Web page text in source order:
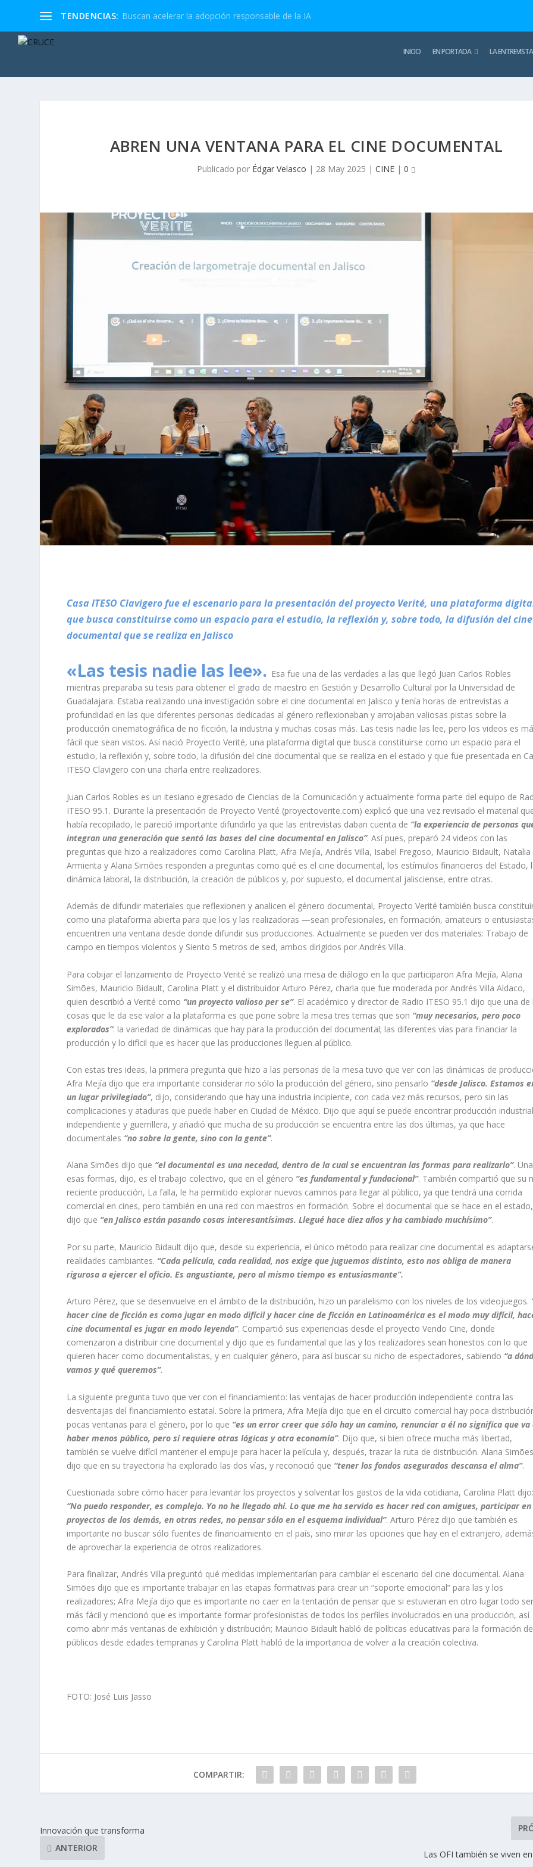
TENDENCIAS: Buscan acelerar la adopción responsable de la IA
INICIO EN PORTADA LA ENTREVISTA
ABREN UNA VENTANA PARA EL CINE DOCUMENTAL
Publicado por Édgar Velasco | 28 May 2025 |CINE |0
Casa ITESO Clavigero fue el escenario para la presentación del proyecto Verité, una plataforma
que busca constituirse como un espacio para el estudio, la reflexión y, sobre todo, la difusión del cine
documental que se realiza en Jalisco
«Las tesis nadie las lee». Esa fue una de las verdades a las que llegó Juan Carlos Robles
mientras preparaba su tesis para obtener el grado de maestro en Gestión y Desarrollo Cultural por la Universidad de
Guadalajara. Estaba realizando una investigación sobre el cine documental en Jalisco y tenía horas de entrevistas a
profundidad en las que diferentes personas dedicadas al género reflexionaban y arrojaban valiosas pistas sobre la
producción cinematográfica de no ficción, la industria y muchas cosas más. Las tesis nadie las lee, pero los videos es
fácil que sean vistos. Así nació Proyecto Verité, una plataforma digital que busca constituirse como un espacio para el
estudio, la reflexión y, sobre todo, la difusión del cine documental que se realiza en el estado y que fue presentada en
ITESO Clavigero con una charla entre realizadores.
Juan Carlos Robles es un itesiano egresado de Ciencias de la Comunicación y actualmente forma parte del equipo de
ITESO 95.1. Durante la presentación de Proyecto Verité (proyectoverite.com) explicó que una vez revisado el material
había recopilado, le pareció importante difundirlo ya que las entrevistas daban cuenta de “la experiencia de personas
integran una generación que sentó las bases del cine documental en Jalisco”. Así pues, preparó 24 videos con las
preguntas que hizo a realizadores como Carolina Platt, Afra Mejía, Andrés Villa, Isabel Fregoso, Mauricio Bidault, Natalia
Armienta y Alana Simões responden a preguntas como qué es el cine documental, los estímulos financieros del Estado,
dinámica laboral, la distribución, la creación de públicos y, por supuesto, el documental jalisciense, entre otras.
Además de difundir materiales que reflexionen y analicen el género documental, Proyecto Verité también busca
como una plataforma abierta para que los y las realizadoras —sean profesionales, en formación, amateurs o
encuentren una ventana desde donde difundir sus producciones. Actualmente se pueden ver dos materiales: Trabajo de
campo en tiempos violentos y Siento 5 metros de sed, ambos dirigidos por Andrés Villa.
Para cobijar el lanzamiento de Proyecto Verité se realizó una mesa de diálogo en la que participaron Afra Mejía, Alana
Simões, Mauricio Bidault, Carolina Platt y el distribuidor Arturo Pérez, charla que fue moderada por Andrés Villa Aldaco,
quien describió a Verité como “un proyecto valioso per se”. El académico y director de Radio ITESO 95.1 dijo que una de
cosas que le da ese valor a la plataforma es que pone sobre la mesa tres temas que son “muy necesarios, pero poco
explorados”: la variedad de dinámicas que hay para la producción del documental; las diferentes vías para financiar la
producción y lo difícil que es hacer que las producciones lleguen al público.
Con estas tres ideas, la primera pregunta que hizo a las personas de la mesa tuvo que ver con las dinámicas de
Afra Mejía dijo que era importante considerar no sólo la producción del género, sino pensarlo “desde Jalisco. Estamos
un lugar privilegiado”, dijo, considerando que hay una industria incipiente, con cada vez más recursos, pero sin las
complicaciones y ataduras que puede haber en Ciudad de México. Dijo que aquí se puede encontrar producción
independiente y guerrillera, y añadió que mucha de su producción se encuentra entre las dos últimas, ya que hace
documentales “no sobre la gente, sino con la gente”.
Alana Simões dijo que “el documental es una necedad, dentro de la cual se encuentran las formas para realizarlo”.
esas formas, dijo, es el trabajo colectivo, que en el género “es fundamental y fundacional”. También compartió que su
reciente producción, La falla, le ha permitido explorar nuevos caminos para llegar al público, ya que tendrá una corrida
comercial en cines, pero también en una red con maestros en formación. Sobre el documental que se hace en el estado,
dijo que “en Jalisco están pasando cosas interesantísimas. Llegué hace diez años y ha cambiado muchísimo”.
Por su parte, Mauricio Bidault dijo que, desde su experiencia, el único método para realizar cine documental es
realidades cambiantes. “Cada película, cada realidad, nos exige que juguemos distinto, esto nos obliga de manera
rigurosa a ejercer el oficio. Es angustiante, pero al mismo tiempo es entusiasmante”.
Arturo Pérez, que se desenvuelve en el ámbito de la distribución, hizo un paralelismo con los niveles de los videojuegos.
hacer cine de ficción es como jugar en modo difícil y hacer cine de ficción en Latinoamérica es el modo muy difícil,
cine documental es jugar en modo leyenda”. Compartió sus experiencias desde el proyecto Vendo Cine, donde
comenzaron a distribuir cine documental y dijo que es fundamental que las y los realizadores sean honestos con lo que
quieren hacer como documentalistas, y en cualquier género, para así buscar su nicho de espectadores, sabiendo “a
vamos y qué queremos”.
La siguiente pregunta tuvo que ver con el financiamiento: las ventajas de hacer producción independiente contra las
desventajas del financiamiento estatal. Sobre la primera, Afra Mejía dijo que en el circuito comercial hay poca
pocas ventanas para el género, por lo que “es un error creer que sólo hay un camino, renunciar a él no significa que va
haber menos público, pero sí requiere otras lógicas y otra economía”. Dijo que, si bien ofrece mucha más libertad,
también se vuelve difícil mantener el empuje para hacer la película y, después, trazar la ruta de distribución. Alana Simões
dijo que en su trayectoria ha explorado las dos vías, y reconoció que “tener los fondos asegurados descansa el alma”.
Cuestionada sobre cómo hacer para levantar los proyectos y solventar los gastos de la vida cotidiana, Carolina Platt dijo:
“No puedo responder, es complejo. Yo no he llegado ahí. Lo que me ha servido es hacer red con amigues, participar en
proyectos de los demás, en otras redes, no pensar sólo en el esquema individual”. Arturo Pérez dijo que también es
importante no buscar sólo fuentes de financiamiento en el país, sino mirar las opciones que hay en el extranjero,
de aprovechar la experiencia de otros realizadores.
Para finalizar, Andrés Villa preguntó qué medidas implementarían para cambiar el escenario del cine documental. Alana
Simões dijo que es importante trabajar en las etapas formativas para crear un “soporte emocional” para las y los
realizadores; Afra Mejía dijo que es importante no caer en la tentación de pensar que si estuvieran en otro lugar todo
más fácil y mencionó que es importante formar profesionistas de todos los perfiles involucrados en una producción, así
como abrir más ventanas de exhibición y distribución; Mauricio Bidault habló de políticas educativas para la formación de
públicos desde edades tempranas y Carolina Platt habló de la importancia de volver a la creación colectiva.
FOTO: José Luis Jasso
COMPARTIR:
Innovación que transforma
ANTERIOR
Las OFI también se viven